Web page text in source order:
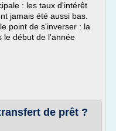
: les taux d'intérêt
jamais été aussi bas.
point de s'inverser : la
le début de l'année
de prêt ?